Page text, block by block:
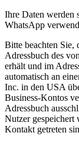
Ihre Daten werden
WhatsApp
Bitte beachten Sie,
Adressbuch des
erhält und im
automatisch an
Inc. in den USA
Business-Kontos
Adressbuch
Nutzer gespeichert
Kontakt getreten